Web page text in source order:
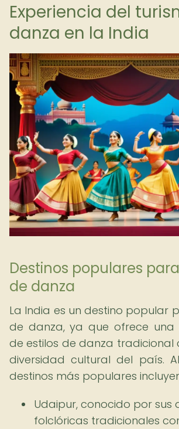
Experiencia del
danza en la India
Destinos populares
de danza
La India es un destino popular
de danza, ya que ofrece una
de estilos de danza tradicional
diversidad cultural del país.
destinos más populares
Udaipur, conocido por sus
folclóricas tradicionales